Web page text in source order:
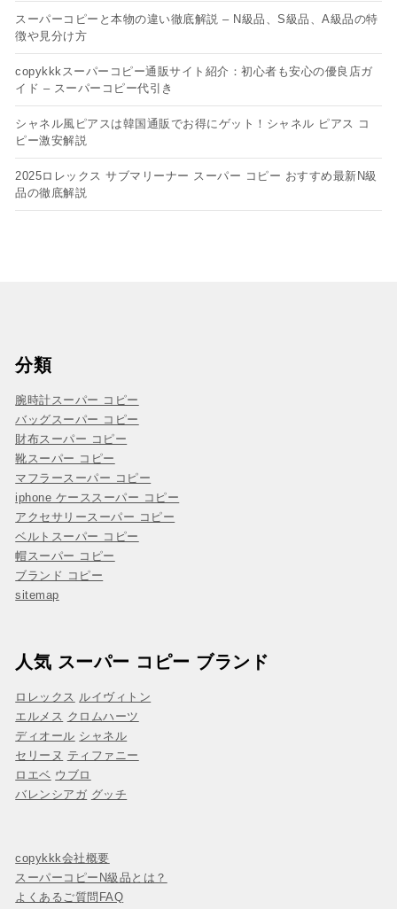
スーパーコピーと本物の違い徹底解説 – N級品、S級品、A級品の特
徴や見分け方
copykkkスーパーコピー通販サイト紹介：初心者も安心の優良店ガ
イド – スーパーコピー代引き
シャネル風ピアスは韓国通販でお得にゲット！シャネル ピアス コ
ピー​激安解説
2025ロレックス サブマリーナー スーパー コピー おすすめ最新N級
品の徹底解説
分類
腕時計スーパー コピー
バッグスーパー コピー
財布スーパー コピー
靴スーパー コピー
マフラースーパー コピー
iphone ケーススーパー コピー
アクセサリースーパー コピー
ベルトスーパー コピー
帽スーパー コピー
ブランド コピー
sitemap
人気 スーパー コピー ブランド
ロレックス ルイヴィトン
エルメス クロムハーツ
ディオール シャネル
セリーヌ ティファニー
ロエベ ウブロ
バレンシアガ グッチ
copykkk会社概要
スーパーコピーN級品とは？
よくあるご質問FAQ